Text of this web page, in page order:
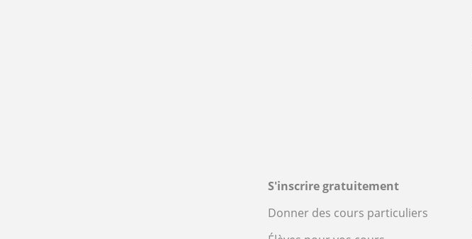
S'inscrire gratuitement
Donner des cours particuliers